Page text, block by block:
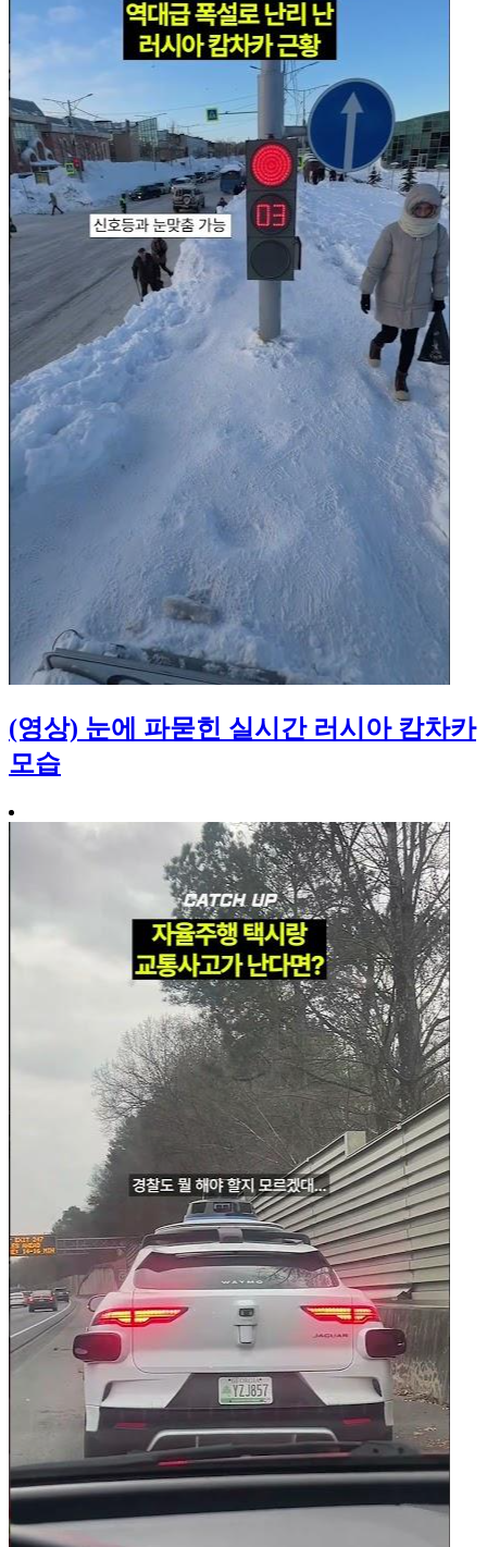
(영상) 눈에 파묻힌 실시간 러시아 캄차카
모습